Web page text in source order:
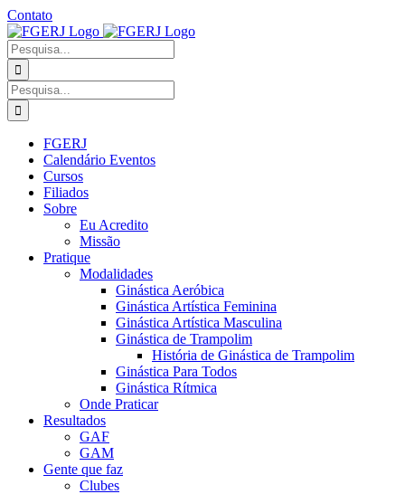
Ir
para
o
conteúdo
Contato
Facebook
Instagram
YouTube
Facebook
Grupo
Procurar
por:
Procurar
por:
FGERJ
Calendário Eventos
Cursos
Filiados
Sobre
Eu Acredito
Missão
Pratique
Modalidades
Ginástica Aeróbica
Ginástica Artística Feminina
Ginástica Artística Masculina
Ginástica de Trampolim
História de Ginástica de Trampolim
Ginástica Para Todos
Ginástica Rítmica
Onde Praticar
Resultados
GAF
GAM
Gente que faz
Clubes